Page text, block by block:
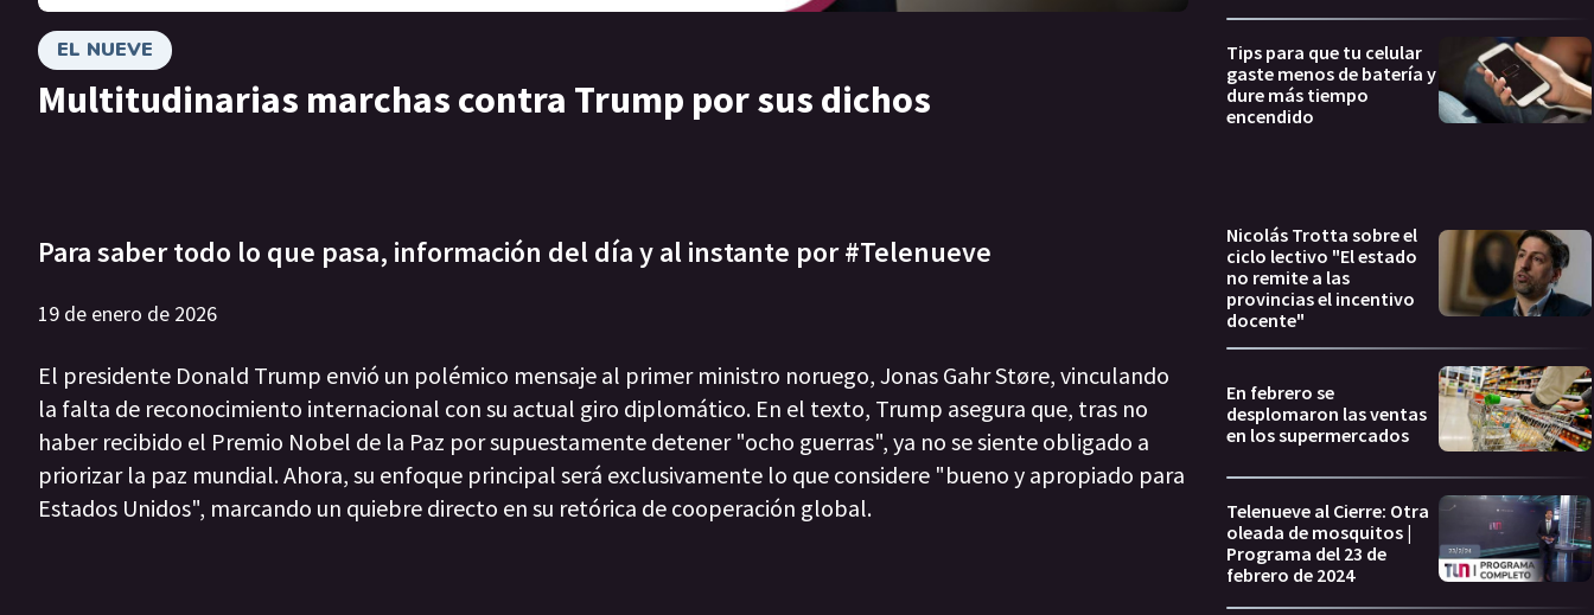
EL NUEVE
Multitudinarias marchas contra Trump por sus dichos
Para saber todo lo que pasa, información del día y al instante por #Telenueve
19 de enero de 2026
El presidente Donald Trump envió un polémico mensaje al primer ministro noruego, Jonas Gahr Støre, vinculando
la falta de reconocimiento internacional con su actual giro diplomático. En el texto, Trump asegura que, tras no
haber recibido el Premio Nobel de la Paz por supuestamente detener "ocho guerras", ya no se siente obligado a
priorizar la paz mundial. Ahora, su enfoque principal será exclusivamente lo que considere "bueno y apropiado para
Estados Unidos", marcando un quiebre directo en su retórica de cooperación global.
Tips para que tu celular
gaste menos de batería y
dure más tiempo
encendido
Nicolás Trotta sobre el
ciclo lectivo "El estado
no remite a las
provincias el incentivo
docente"
En febrero se
desplomaron las ventas
en los supermercados
Telenueve al Cierre: Otra
oleada de mosquitos |
Programa del 23 de
febrero de 2024